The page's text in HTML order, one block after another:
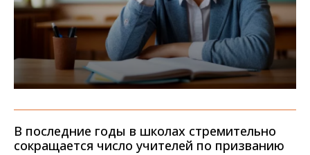
В последние годы в школах стремительно
сокращается число учителей по призванию